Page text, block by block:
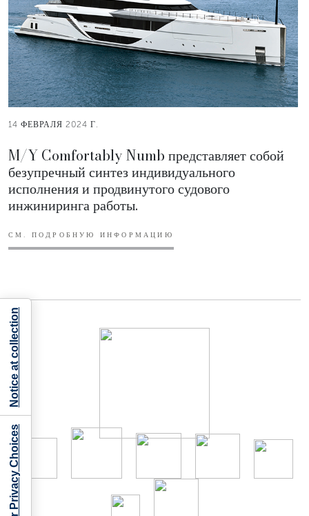
14 ФЕВРАЛЯ 2024 Г.
M/Y Comfortably Numb представляет собой
безупречный синтез индивидуального
исполнения и продвинутого судового
инжиниринга работы.
СМ. ПОДРОБНУЮ ИНФОРМАЦИЮ
Your Privacy Choices
Notice at collection